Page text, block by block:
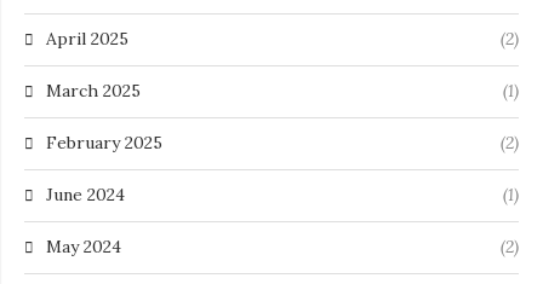
April 2025 (2)
March 2025 (1)
February 2025 (2)
June 2024 (1)
May 2024 (2)